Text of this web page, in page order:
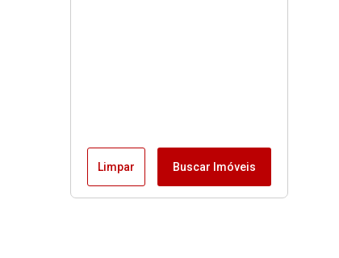
Limpar Buscar Imóveis